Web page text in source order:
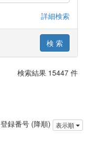
詳細検索
検索結果 15447 件
登録番号 (降順) 表示順